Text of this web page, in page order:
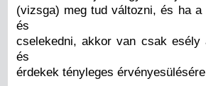
(vizsga) meg tud változni, és ha
és
cselekedni, akkor van csak
és
érdekek tényleges